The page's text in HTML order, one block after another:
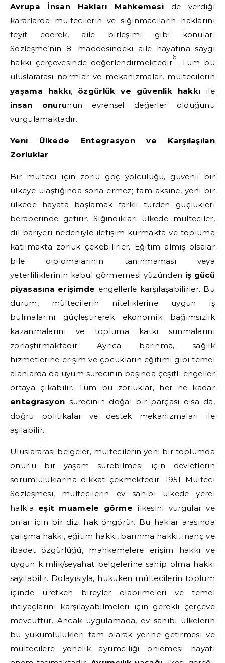
Avrupa İnsan Hakları Mahkemesi de verdiği
kararlarda mültecilerin ve sığınmacıların haklarını
teyit ederek, aile birleşimi gibi konuları
Sözleşme’nin 8. maddesindeki aile hayatına saygı
hakkı çerçevesinde değerlendirmektedir
6
. Tüm bu
uluslararası normlar ve mekanizmalar, mültecilerin
yaşama hakkı, özgürlük ve güvenlik hakkı ile
insan onurunun evrensel değerler olduğunu
vurgulamaktadır.
Yeni Ülkede Entegrasyon ve Karşılaşılan
Zorluklar
Bir mülteci için zorlu göç yolculuğu, güvenli bir
ülkeye ulaştığında sona ermez; tam aksine, yeni bir
ülkede hayata başlamak farklı türden güçlükleri
beraberinde getirir. Sığındıkları ülkede mülteciler,
dil bariyeri nedeniyle iletişim kurmakta ve topluma
katılmakta zorluk çekebilirler. Eğitim almış olsalar
bile diplomalarının tanınmaması veya
yeterliliklerinin kabul görmemesi yüzünden iş gücü
piyasasına erişimde engellerle karşılaşabilirler. Bu
durum, mültecilerin niteliklerine uygun iş
bulmalarını güçleştirerek ekonomik bağımsızlık
kazanmalarını ve topluma katkı sunmalarını
zorlaştırmaktadır. Ayrıca barınma, sağlık
hizmetlerine erişim ve çocukların eğitimi gibi temel
alanlarda da uyum sürecinin başında çeşitli engeller
ortaya çıkabilir. Tüm bu zorluklar, her ne kadar
entegrasyon sürecinin doğal bir parçası olsa da,
doğru politikalar ve destek mekanizmaları ile
aşılabilir.
Uluslararası belgeler, mültecilerin yeni bir toplumda
onurlu bir yaşam sürebilmesi için devletlerin
sorumluluklarına dikkat çekmektedir. 1951 Mülteci
Sözleşmesi, mültecilerin ev sahibi ülkede yerel
halkla eşit muamele görme ilkesini vurgular ve
onlar için bir dizi hak öngörür. Bu haklar arasında
çalışma hakkı, eğitim hakkı, barınma hakkı, inanç ve
ibadet özgürlüğü, mahkemelere erişim hakkı ve
uygun kimlik/seyahat belgelerine sahip olma hakkı
sayılabilir. Dolayısıyla, hukuken mültecilerin toplum
içinde üretken bireyler olabilmeleri ve temel
ihtiyaçlarını karşılayabilmeleri için gerekli çerçeve
mevcuttur. Ancak uygulamada, ev sahibi ülkelerin
bu yükümlülükleri tam olarak yerine getirmesi ve
mültecilere yönelik ayrımcılığı önlemesi hayati